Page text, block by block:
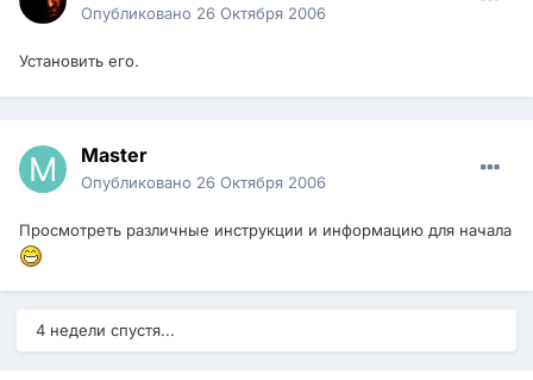
Опубликовано 26 Октября 2006
Установить его.
Master
Опубликовано 26 Октября 2006
Просмотреть различные инструкции и информацию для начала
4 недели спустя...